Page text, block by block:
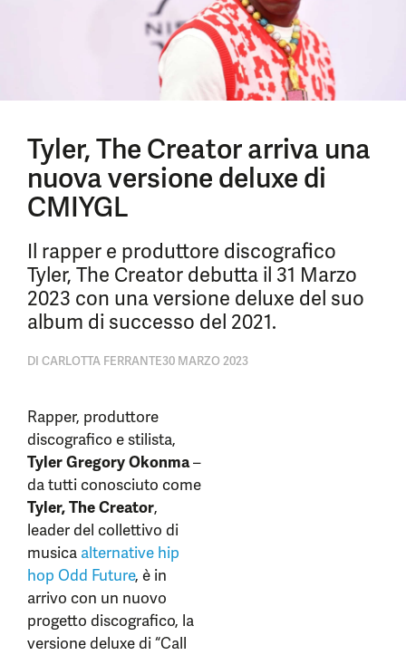
Tyler, The Creator arriva una
nuova versione deluxe di
CMIYGL
Il rapper e produttore discografico
Tyler, The Creator debutta il 31 Marzo
2023 con una versione deluxe del suo
album di successo del 2021.
DI CARLOTTA FERRANTE30 MARZO 2023
Rapper, produttore
discografico e stilista,
Tyler Gregory Okonma–
da tutti conosciuto come
Tyler, The Creator,
leader del collettivo di
musica alternative hip
hop Odd Future, è in
arrivo con un nuovo
progetto discografico, la
versione deluxe di “Call